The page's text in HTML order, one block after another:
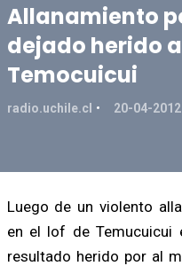
Allanamiento
dejado herido
Temocuicui
radio.uchile.cl 20-04-2012
Luego de un violento
en el lof de Temucuicui
resultado herido por al